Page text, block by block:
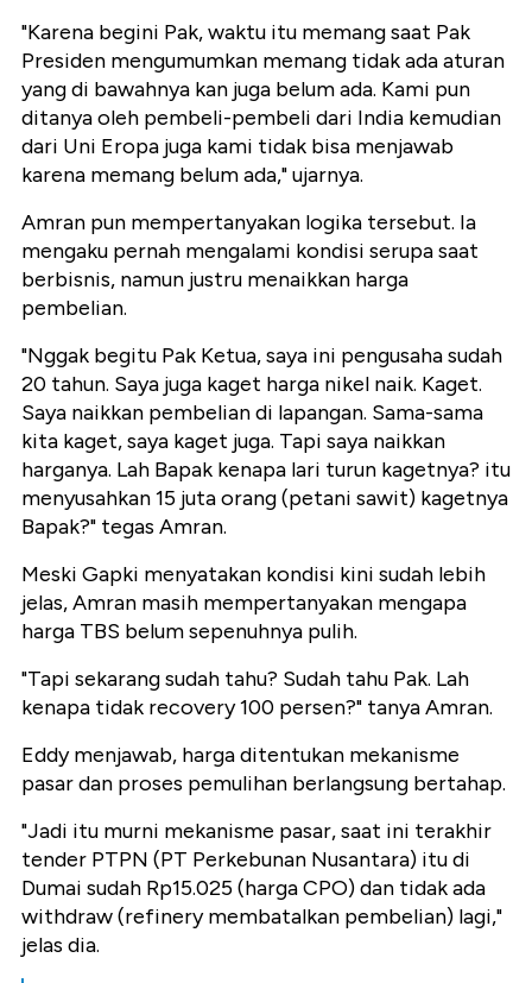
"Karena begini Pak, waktu itu memang saat Pak
Presiden mengumumkan memang tidak ada aturan
yang di bawahnya kan juga belum ada. Kami pun
ditanya oleh pembeli-pembeli dari India kemudian
dari Uni Eropa juga kami tidak bisa menjawab
karena memang belum ada," ujarnya.
Amran pun mempertanyakan logika tersebut. Ia
mengaku pernah mengalami kondisi serupa saat
berbisnis, namun justru menaikkan harga
pembelian.
"Nggak begitu Pak Ketua, saya ini pengusaha sudah
20 tahun. Saya juga kaget harga nikel naik. Kaget.
Saya naikkan pembelian di lapangan. Sama-sama
kita kaget, saya kaget juga. Tapi saya naikkan
harganya. Lah Bapak kenapa lari turun kagetnya? itu
menyusahkan 15 juta orang (petani sawit) kagetnya
Bapak?" tegas Amran.
Meski Gapki menyatakan kondisi kini sudah lebih
jelas, Amran masih mempertanyakan mengapa
harga TBS belum sepenuhnya pulih.
"Tapi sekarang sudah tahu? Sudah tahu Pak. Lah
kenapa tidak recovery 100 persen?" tanya Amran.
Eddy menjawab, harga ditentukan mekanisme
pasar dan proses pemulihan berlangsung bertahap.
"Jadi itu murni mekanisme pasar, saat ini terakhir
tender PTPN (PT Perkebunan Nusantara) itu di
Dumai sudah Rp15.025 (harga CPO) dan tidak ada
withdraw (refinery membatalkan pembelian) lagi,"
jelas dia.